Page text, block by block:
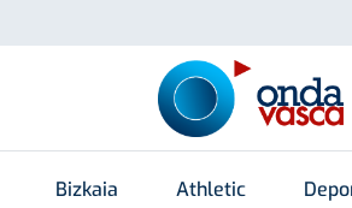
Bizkaia Athletic